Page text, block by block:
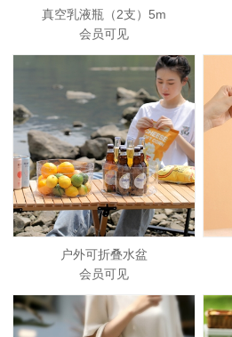
真空乳液瓶（2支）5m
会员可见
户外可折叠水盆
会员可见